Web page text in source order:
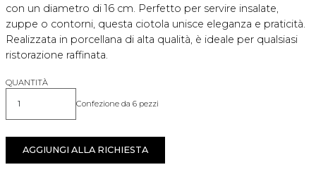
con un diametro di 16 cm. Perfetto per servire insalate,
zuppe o contorni, questa ciotola unisce eleganza e praticità.
Realizzata in porcellana di alta qualità, è ideale per qualsiasi
ristorazione raffinata.
QUANTITÀ
Quantità Confezione da 6 pezzi
AGGIUNGI ALLA RICHIESTA